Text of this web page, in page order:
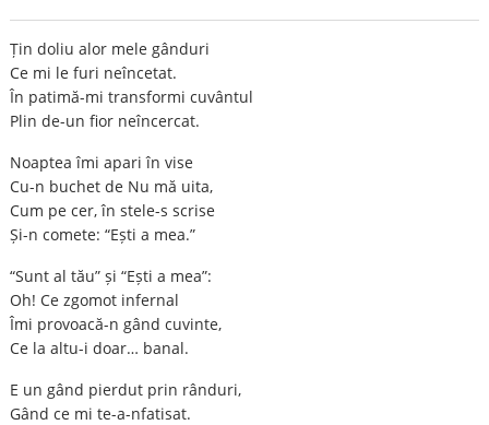
Țin doliu alor mele gânduri
Ce mi le furi neîncetat.
În patimă-mi transformi cuvântul
Plin de-un fior neîncercat.
Noaptea îmi apari în vise
Cu-n buchet de Nu mă uita,
Cum pe cer, în stele-s scrise
Și-n comete: “Ești a mea.”
“Sunt al tău” și “Ești a mea”:
Oh! Ce zgomot infernal
Îmi provoacă-n gând cuvinte,
Ce la altu-i doar… banal.
E un gând pierdut prin rânduri,
Gând ce mi te-a-nfatisat.